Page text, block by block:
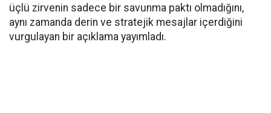
üçlü zirvenin sadece bir savunma paktı olmadığını,
aynı zamanda derin ve stratejik mesajlar içerdiğini
vurgulayan bir açıklama yayımladı.